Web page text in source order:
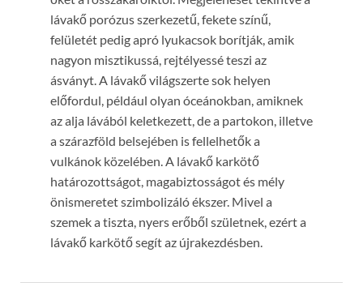
lávakő porózus szerkezetű, fekete színű,
felületét pedig apró lyukacsok borítják, amik
nagyon misztikussá, rejtélyessé teszi az
ásványt. A lávakő világszerte sok helyen
előfordul, például olyan óceánokban, amiknek
az alja lávából keletkezett, de a partokon, illetve
a szárazföld belsejében is fellelhetők a
vulkánok közelében. A lávakő karkötő
határozottságot, magabiztosságot és mély
önismeretet szimbolizáló ékszer. Mivel a
szemek a tiszta, nyers erőből születnek, ezért a
lávakő karkötő segít az újrakezdésben.